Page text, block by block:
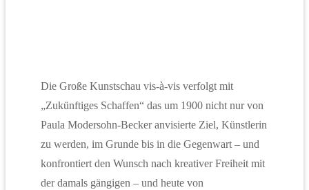
Die Große Kunstschau vis-à-vis verfolgt mit
„Zukünftiges Schaffen“ das um 1900 nicht nur von
Paula Modersohn-Becker anvisierte Ziel, Künstlerin
zu werden, im Grunde bis in die Gegenwart – und
konfrontiert den Wunsch nach kreativer Freiheit mit
der damals gängigen – und heute von